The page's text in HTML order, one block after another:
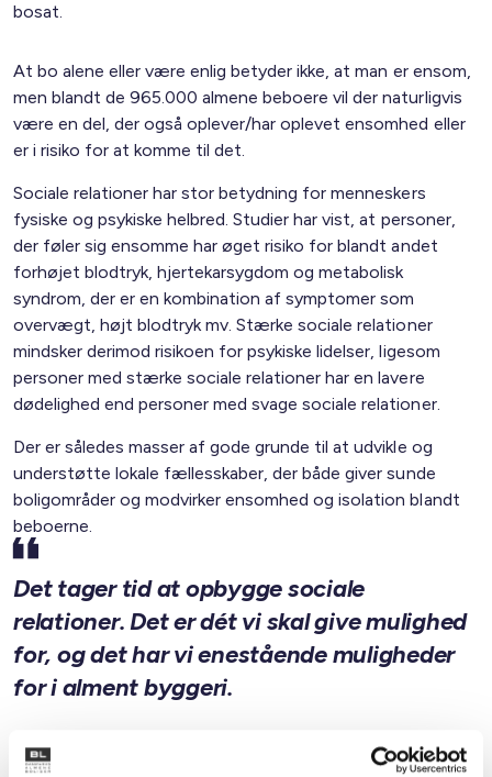
bosat.
Det tager tid at opbygge sociale
relationer. Det er dét vi skal give mulighed
for, og det har vi enestående muligheder
for i alment byggeri.
Vinie Hansen - bestyrelsesformand i BO-VEST og
At bo alene eller være enlig betyder ikke, at man er ensom,
men blandt de 965.000 almene beboere vil der naturligvis
være en del, der også oplever/har oplevet ensomhed eller
er i risiko for at komme til det.
Sociale relationer har stor betydning for menneskers
fysiske og psykiske helbred. Studier har vist, at personer,
der føler sig ensomme har øget risiko for blandt andet
forhøjet blodtryk, hjertekarsygdom og metabolisk
syndrom, der er en kombination af symptomer som
overvægt, højt blodtryk mv. Stærke sociale relationer
mindsker derimod risikoen for psykiske lidelser, ligesom
personer med stærke sociale relationer har en lavere
dødelighed end personer med svage sociale relationer.
Der er således masser af gode grunde til at udvikle og
understøtte lokale fællesskaber, der både giver sunde
boligområder og modvirker ensomhed og isolation blandt
beboerne.